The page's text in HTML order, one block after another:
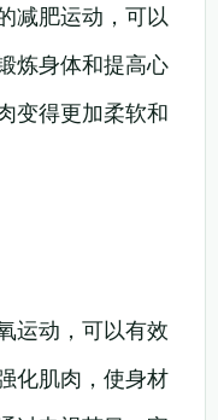
减肥运动，可以
炼身体和提高心
变得更加柔软和
运动，可以有效
化肌肉，使身材